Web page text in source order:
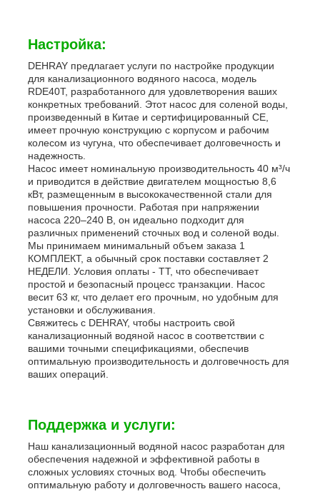
Настройка:
DEHRAY предлагает услуги по настройке продукции
для канализационного водяного насоса, модель
RDE40T, разработанного для удовлетворения ваших
конкретных требований. Этот насос для соленой воды,
произведенный в Китае и сертифицированный CE,
имеет прочную конструкцию с корпусом и рабочим
колесом из чугуна, что обеспечивает долговечность и
надежность.
Насос имеет номинальную производительность 40 м³/ч
и приводится в действие двигателем мощностью 8,6
кВт, размещенным в высококачественной стали для
повышения прочности. Работая при напряжении
насоса 220–240 В, он идеально подходит для
различных применений сточных вод и соленой воды.
Мы принимаем минимальный объем заказа 1
КОМПЛЕКТ, а обычный срок поставки составляет 2
НЕДЕЛИ. Условия оплаты - TT, что обеспечивает
простой и безопасный процесс транзакции. Насос
весит 63 кг, что делает его прочным, но удобным для
установки и обслуживания.
Свяжитесь с DEHRAY, чтобы настроить свой
канализационный водяной насос в соответствии с
вашими точными спецификациями, обеспечив
оптимальную производительность и долговечность для
ваших операций.
Поддержка и услуги:
Наш канализационный водяной насос разработан для
обеспечения надежной и эффективной работы в
сложных условиях сточных вод. Чтобы обеспечить
оптимальную работу и долговечность вашего насоса,